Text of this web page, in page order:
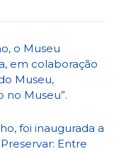
o Museu
em colaboração
Museu,
no Museu”.
foi inaugurada a
Entre